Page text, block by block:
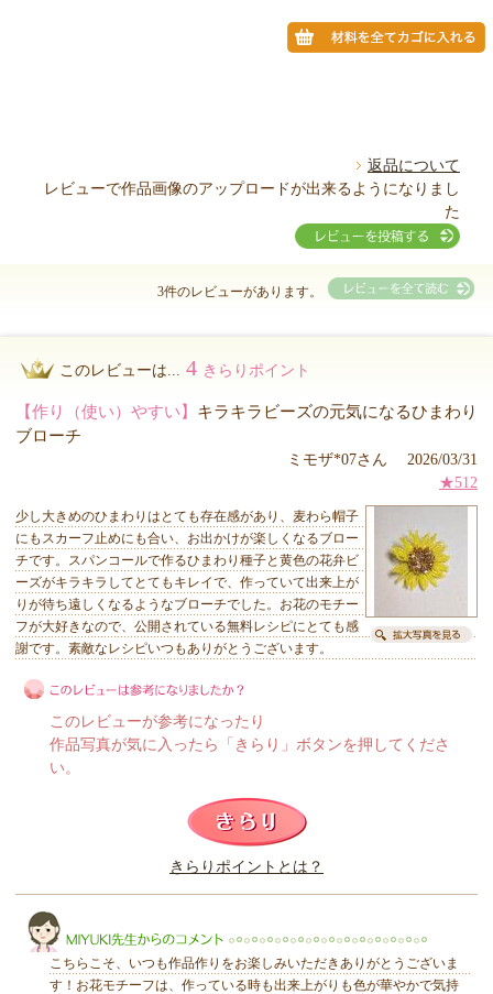
返品について
レビューで作品画像のアップロードが出来るようになりまし
た
3件のレビューがあります。
このレビューは... 4 きらりポイント
【作り（使い）やすい】 キラキラビーズの元気になるひまわり
ブローチ
ミモザ*07さん 2026/03/31
★512
少し大きめのひまわりはとても存在感があり、麦わら帽子
にもスカーフ止めにも合い、お出かけが楽しくなるブロー
チです。スパンコールで作るひまわり種子と黄色の花弁ビ
ーズがキラキラしてとてもキレイで、作っていて出来上が
りが待ち遠しくなるようなブローチでした。お花のモチー
フが大好きなので、公開されている無料レシピにとても感
謝です。素敵なレシピいつもありがとうございます。
このレビューは参考になりましたか？
このレビューが参考になったり
作品写真が気に入ったら「きらり」ボタンを押してくださ
い。
きらりポイントとは？
こちらこそ、いつも作品作りをお楽しみいただきありがとうございま
す！お花モチーフは、作っている時も出来上がりも色が華やかで気持